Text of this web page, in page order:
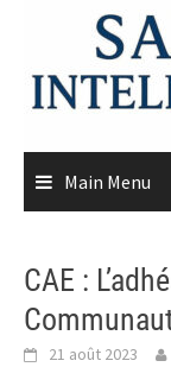
content
Main Menu
CAE :
21 août 2023